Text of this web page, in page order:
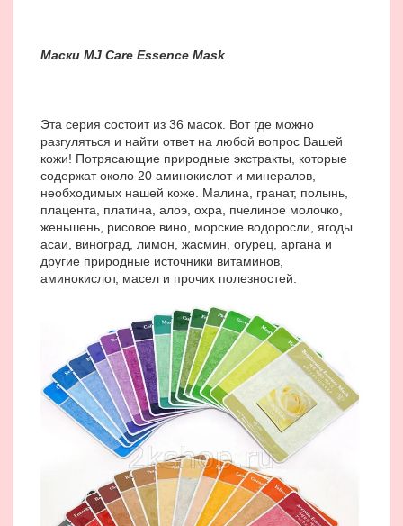
Маски MJ Care Essence Mask
Эта серия состоит из 36 масок. Вот где можно
разгуляться и найти ответ на любой вопрос Вашей
кожи! Потрясающие природные экстракты, которые
содержат около 20 аминокислот и минералов,
необходимых нашей коже. Малина, гранат, полынь,
плацента, платина, алоэ, охра, пчелиное молочко,
женьшень, рисовое вино, морские водоросли, ягоды
асаи, виноград, лимон, жасмин, огурец, аргана и
другие природные источники витаминов,
аминокислот, масел и прочих полезностей.